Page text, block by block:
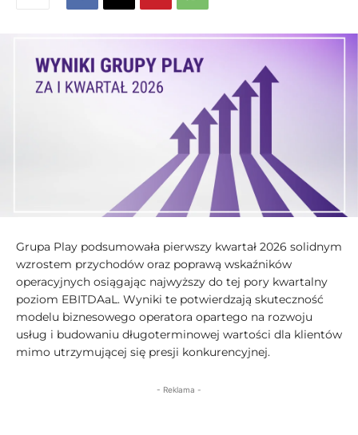
Grupa Play podsumowała pierwszy kwartał 2026 solidnym
wzrostem przychodów oraz poprawą wskaźników
operacyjnych osiągając najwyższy do tej pory kwartalny
poziom EBITDAaL. Wyniki te potwierdzają skuteczność
modelu biznesowego operatora opartego na rozwoju
usług i budowaniu długoterminowej wartości dla klientów
mimo utrzymującej się presji konkurencyjnej.
- Reklama -